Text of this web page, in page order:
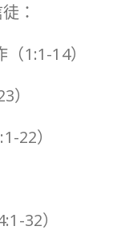
：
1:1-14）
）
22）
32）